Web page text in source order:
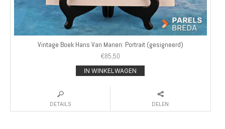
Vintage Boek Hans Van Manen: Portrait (gesigneerd)
€85,50
IN WINKELWAGEN
DETAILS DELEN